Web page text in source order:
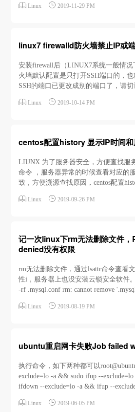
制 1 1 1 1::如果几个连续段位的值都是
 Linux  2019-11-29 PM
linux7 firewalld防火墙禁止IP或
安装firewall后（LINUX7系统一般情况
火墙默认配置是只打开SSH端口的，
SSH的端口已更改成别的端口了，请切
路径：/usr/lib/firewalld/services/ssh.xml
 Linux  2019-10-14 PM
centos配置history 显示IP时间和
LIUNX 为了服务器安全，方便查找服
命令 ，服务器异常的时候查看对应的
致，方便溯源查找原因，centos配置
2>/dev/null|awk '{print $NF}'|sed -e 's/
 Linux  2019-09-26 PM
记一次linux下rm无法删除文件
denied没有权限
rm无法删除文件，通过lsattr命令查看
性i，服务器上也没安装云锁安全软件
-rf .mysql.conf rm: cannot remove '.mysql.conf' Permission
 Linux  2019-08-19 PM
ubuntu重启网卡失败Job failed
执行命令，如下两种都可以
exclude=lo -a && sudo ifup --exclude=lo
ifdown --exclude=lo -a && ifup --
 Linux  2019-06-05 PM